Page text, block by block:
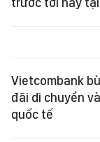
Vietcombank
đãi di chuyển
quốc tế